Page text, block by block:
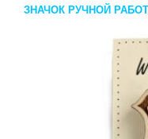
ЗНАЧОК РУЧНОЙ